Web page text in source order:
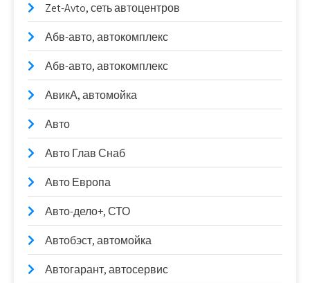
Zet-Avto, сеть автоцентров
Абв-авто, автокомплекс
Абв-авто, автокомплекс
АвикА, автомойка
Авто
Авто Глав Снаб
Авто Европа
Авто-дело+, СТО
Автобэст, автомойка
Автогарант, автосервис